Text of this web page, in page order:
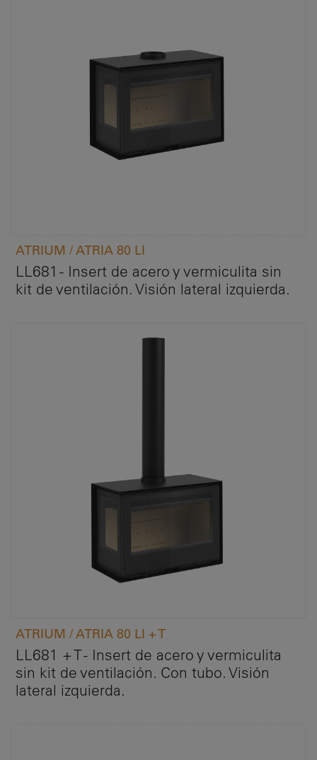
ATRIUM / ATRIA 80 LI
LL681 - Insert de acero y vermiculita sin
kit de ventilación. Visión lateral izquierda.
ATRIUM / ATRIA 80 LI + T
LL681 + T - Insert de acero y vermiculita
sin kit de ventilación. Con tubo. Visión
lateral izquierda.